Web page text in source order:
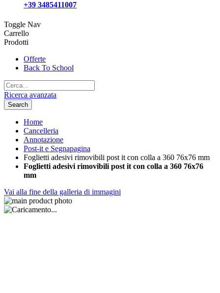
+39 3485411007
Toggle Nav
Carrello
Prodotti
Offerte
Back To School
Ricerca avanzata
Search
Home
Cancelleria
Annotazione
Post-it e Segnapagina
Foglietti adesivi rimovibili post it con colla a 360 76x76 mm
Foglietti adesivi rimovibili post it con colla a 360 76x76
mm
Vai alla fine della galleria di immagini